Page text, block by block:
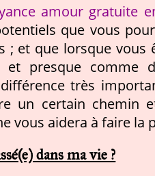
amour gratuite
que vous
; et que lorsque vous
presque comme
très
un certain chemin
vous aidera à faire la
dans ma vie ?